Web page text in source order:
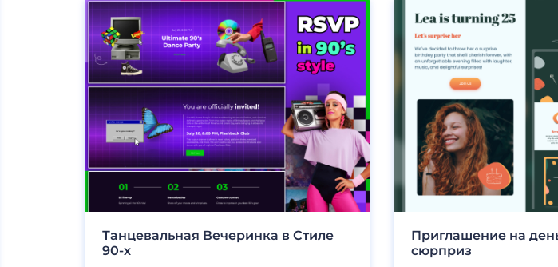
Танцевальная Вечеринка в Стиле
90-х
Приглашение на
сюрприз